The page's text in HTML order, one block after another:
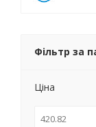
Фільтр за
Ціна